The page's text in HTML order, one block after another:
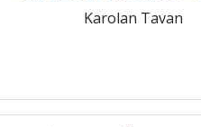
Karolan Tavan